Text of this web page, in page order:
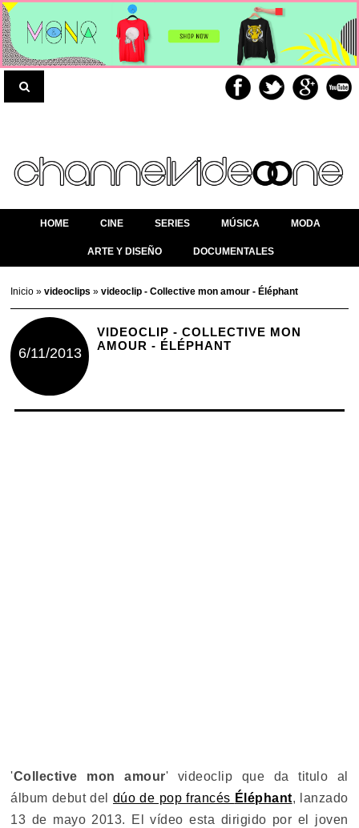
HOME CINE SERIES MÚSICA MODA
ARTE Y DISEÑO DOCUMENTALES
Inicio»videoclips»videoclip - Collective mon amour - Éléphant
6/11/2013
VIDEOCLIP - COLLECTIVE MON
AMOUR - ÉLÉPHANT
'Collective mon amour' videoclip que da titulo al
álbum debut del dúo de pop francés Éléphant, lanzado
13 de mayo 2013. El vídeo esta dirigido por el joven